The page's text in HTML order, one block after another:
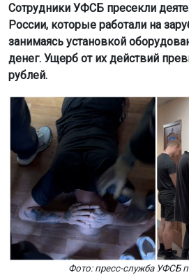
Сотрудники УФСБ пресекли
России, которые работали на
занимаясь установкой
денег. Ущерб от их действий
рублей.
Фото: пресс-служба УФСБ